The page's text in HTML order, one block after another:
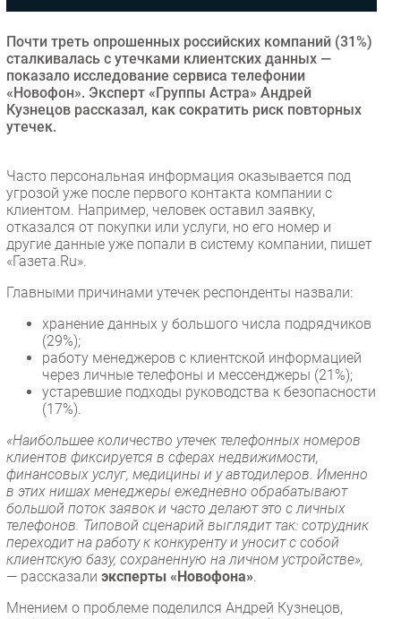
Инновации
CIO/Управление ИТ
Гаджеты
Здоровье
РАЗДЕЛЫ
Новости
Аналитика
Интервью
Мероприятия
IT класс
Тестовый стенд
Каталог компаний
Почти треть опрошенных российских компаний (31%)
сталкивалась с утечками клиентских данных —
показало исследование сервиса телефонии
«Новофон». Эксперт «Группы Астра» Андрей
Кузнецов рассказал, как сократить риск повторных
утечек.
Часто персональная информация оказывается под
угрозой уже после первого контакта компании с
клиентом. Например, человек оставил заявку,
отказался от покупки или услуги, но его номер и
другие данные уже попали в систему компании, пишет
«Газета.Ru».
Главными причинами утечек респонденты назвали:
хранение данных у большого числа подрядчиков
(29%);
работу менеджеров с клиентской информацией
через личные телефоны и мессенджеры (21%);
устаревшие подходы руководства к безопасности
(17%).
«Наибольшее количество утечек телефонных номеров
клиентов фиксируется в сферах недвижимости,
финансовых услуг, медицины и у автодилеров. Именно
в этих нишах менеджеры ежедневно обрабатывают
большой поток заявок и часто делают это с личных
телефонов. Типовой сценарий выглядит так: сотрудник
переходит на работу к конкуренту и уносит с собой
клиентскую базу, сохраненную на личном устройстве»,
— рассказали эксперты «Новофона»
Мнением о проблеме поделился Андрей Кузнецов,